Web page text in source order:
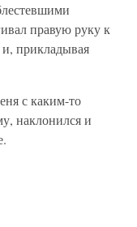
правую руку к
и, прикладывая
с каким-то
наклонился и